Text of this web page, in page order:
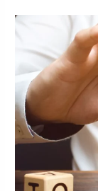
Diferencias
entre
MCA
un
préstamo
para
negocios:
que